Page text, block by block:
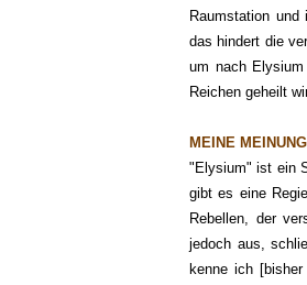
Raumstation
das hindert die
um nach
Reichen geheilt
MEINE MEINUNG
"Elysium" ist ein
gibt es eine
Rebellen, der
jedoch aus,
kenne ich